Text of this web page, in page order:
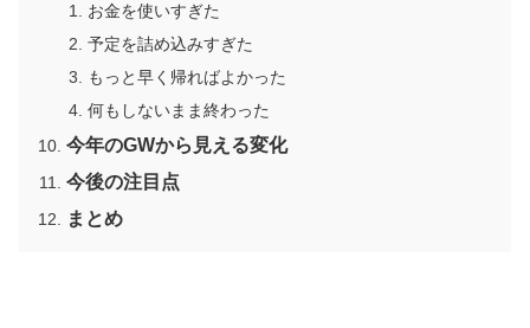
お金を使いすぎた
予定を詰め込みすぎた
もっと早く帰ればよかった
何もしないまま終わった
今年のGWから見える変化
今後の注目点
まとめ